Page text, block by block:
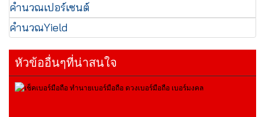
คำนวณเปอร์เซนต์
คำนวณYield
หัวข้ออื่นๆที่น่าสนใจ